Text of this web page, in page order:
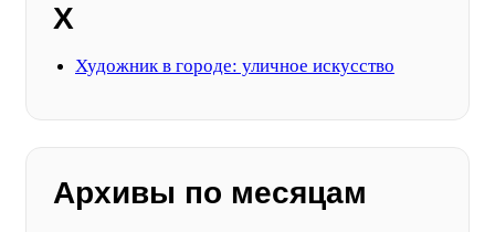
Х
Художник в городе: уличное искусство
Архивы по месяцам